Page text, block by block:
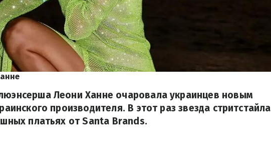
Леони Ханне очаровала украинцев новым
производителя. В этот раз звезда стритстайла
платьях от Santa Brands.